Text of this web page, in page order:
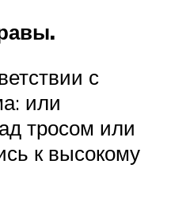
с
или
тросом или
к высокому